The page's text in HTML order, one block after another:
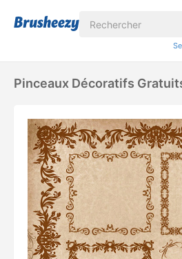
Pinceaux Décoratifs